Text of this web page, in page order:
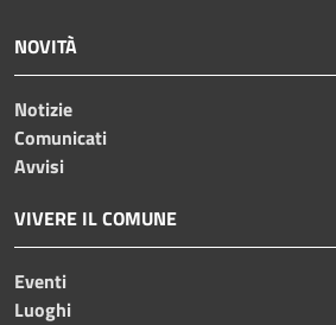
NOVITÀ
Notizie
Comunicati
Avvisi
VIVERE IL COMUNE
Eventi
Luoghi